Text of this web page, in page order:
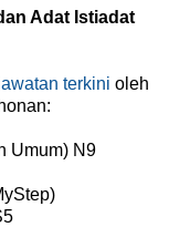
Adat Istiadat
terkini oleh
Umum) N9